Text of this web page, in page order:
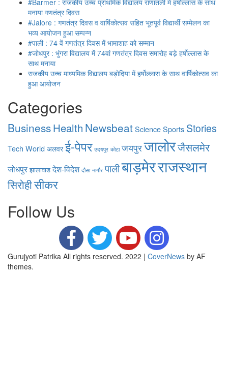
#Barmer : राजकीय उच्च प्राथमिक विद्यालय राणातली में हर्षोल्लास के साथ
मनाया गणतंत्र दिवस
#Jalore : गणतंत्र दिवस व वार्षिकोत्सव सहित भूतपूर्व विद्यार्थी सम्मेलन का
भव्य आयोजन हुआ सम्पन्न
#पाली : 74 वें गणतंत्र दिवस में भामाशाह को सम्मान
#जोधपुर : भुंगरा विद्यालय में 74वां गणतंत्र दिवस समारोह बड़े हर्षोल्लास के
साथ मनाया
राजकीय उच्च माध्यमिक विद्यालय बड़ोदिया में हर्षोल्लास के साथ वार्षिकोत्सव का
हुआ आयोजन
Categories
BusinessHealth NewsbeatScienceSports Stories
Tech Worldअलवरई-पेपर उदयपुर कोटा जयपुरजालोरजैसलमेर
जोधपुर झालावाड देश-विदेश दौसा नागौर पालीबाड़मेरराजस्थान
सिरोहीसीकर
Follow Us
Gurujyoti Patrika All rights reserved. 2022 | CoverNews by AF
themes.